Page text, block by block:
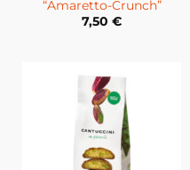
“Amaretto-Crunch”
7,50 €